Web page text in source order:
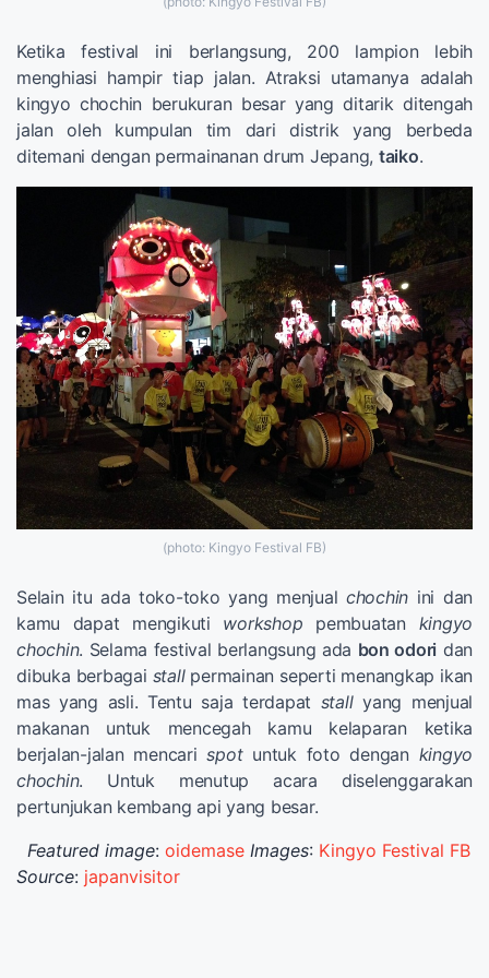
Ketika festival ini berlangsung, 200 lampion lebih
menghiasi hampir tiap jalan. Atraksi utamanya adalah
kingyo chochin berukuran besar yang ditarik ditengah
jalan oleh kumpulan tim dari distrik yang berbeda
ditemani dengan permainanan drum Jepang, taiko.
(photo: Kingyo Festival FB)
Selain itu ada toko-toko yang menjual chochin ini dan
kamu dapat mengikuti workshop pembuatan kingyo
chochin. Selama festival berlangsung ada bon odori dan
dibuka berbagai stall permainan seperti menangkap ikan
mas yang asli. Tentu saja terdapat stallyang menjual
makanan untuk mencegah kamu kelaparan ketika
berjalan-jalan mencarispotuntuk foto dengankingyo
chochin. Untuk menutup acara diselenggarakan
pertunjukan kembang api yang besar.
Featured image: oidemase Images: Kingyo Festival FB
Source: japanvisitor